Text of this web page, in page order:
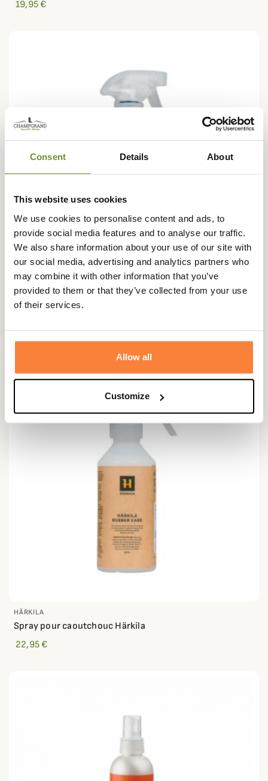
Consent Details About
This website uses cookies
We use cookies to personalise content and ads, to
provide social media features and to analyse our traffic.
We also share information about your use of our site with
our social media, advertising and analytics partners who
may combine it with other information that you’ve
provided to them or that they’ve collected from your use
of their services.
Allow all
Customize
19,95 €
HÄRKILA
Spray pour cuir et tissu Härkila
HÄRKILA
Spray pour caoutchouc Härkila
22,95 €